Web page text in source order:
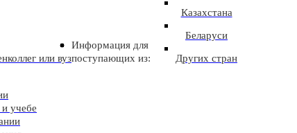
или вуз
Информация для
поступающих из:
Казахстана
Беларуси
Других стран
учебе